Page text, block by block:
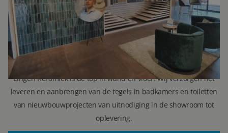
071 579 43 55
(Leiden)
010 202 15 15
(Capelle aan den IJssel)
r.vellekoop@lingenkeramiek.nl
Lingen Keramiek is de top in wand en vloer. Wij verzorgen het
leveren en aanbrengen van de tegels in badkamers en toiletten
van nieuwbouwprojecten van uitnodiging in de showroom tot
oplevering.